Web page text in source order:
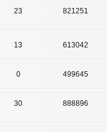
23 821251
13 613042
0 499645
30 888896